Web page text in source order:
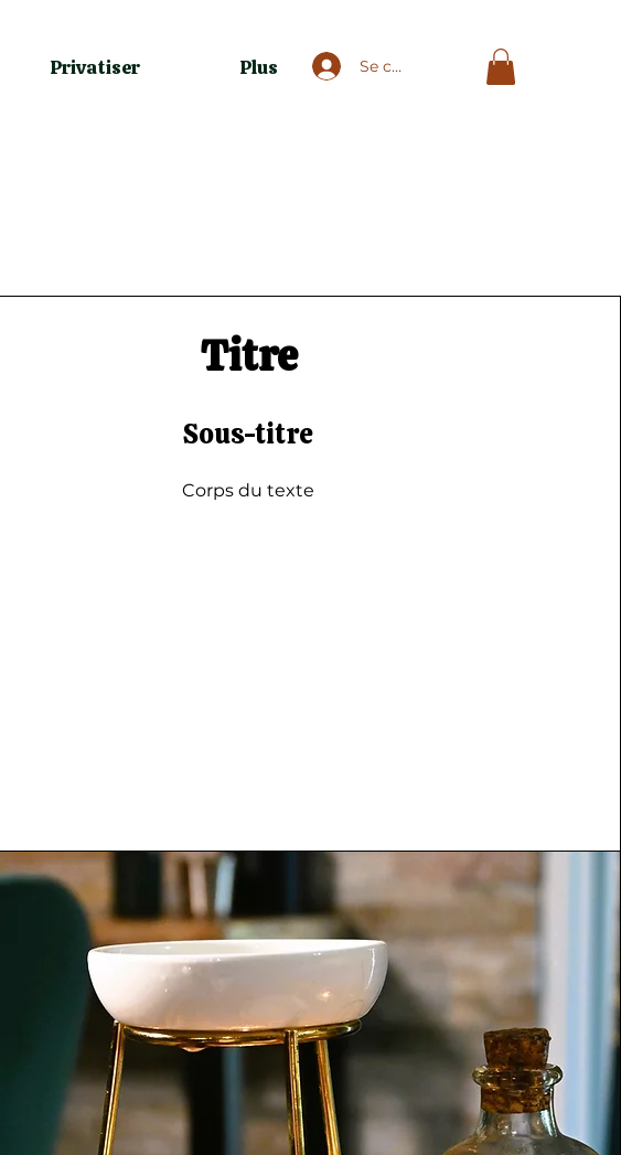
Privatiser Plus Se connecter
Titre
Sous-titre
Corps du texte